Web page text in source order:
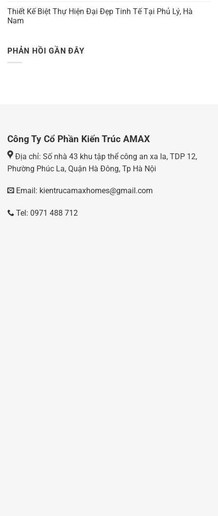
Thiết Kế Biệt Thự Hiện Đại Đẹp Tinh Tế Tại Phủ Lý, Hà
Nam
PHẢN HỒI GẦN ĐÂY
Công Ty Cổ Phần Kiến Trúc AMAX
Địa chỉ: Số nhà 43 khu tập thể công an xa la, TDP 12,
Phường Phúc La, Quận Hà Đông, Tp Hà Nội
Email: kientrucamaxhomes@gmail.com
Tel: 0971 488 712